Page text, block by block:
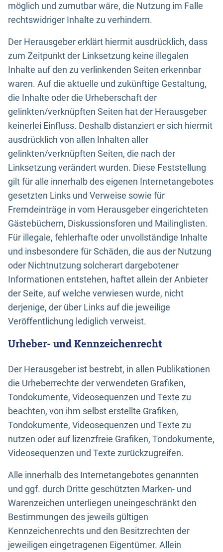
möglich und zumutbar wäre, die Nutzung im Falle
rechtswidriger Inhalte zu verhindern.
Der Herausgeber erklärt hiermit ausdrücklich, dass
zum Zeitpunkt der Linksetzung keine illegalen
Inhalte auf den zu verlinkenden Seiten erkennbar
waren. Auf die aktuelle und zukünftige Gestaltung,
die Inhalte oder die Urheberschaft der
gelinkten/verknüpften Seiten hat der Herausgeber
keinerlei Einfluss. Deshalb distanziert er sich hiermit
ausdrücklich von allen Inhalten aller
gelinkten/verknüpften Seiten, die nach der
Linksetzung verändert wurden. Diese Feststellung
gilt für alle innerhalb des eigenen Internetangebotes
gesetzten Links und Verweise sowie für
Fremdeinträge in vom Herausgeber eingerichteten
Gästebüchern, Diskussionsforen und Mailinglisten.
Für illegale, fehlerhafte oder unvollständige Inhalte
und insbesondere für Schäden, die aus der Nutzung
oder Nichtnutzung solcherart dargebotener
Informationen entstehen, haftet allein der Anbieter
der Seite, auf welche verwiesen wurde, nicht
derjenige, der über Links auf die jeweilige
Veröffentlichung lediglich verweist.
Urheber- und Kennzeichenrecht
Der Herausgeber ist bestrebt, in allen Publikationen
die Urheberrechte der verwendeten Grafiken,
Tondokumente, Videosequenzen und Texte zu
beachten, von ihm selbst erstellte Grafiken,
Tondokumente, Videosequenzen und Texte zu
nutzen oder auf lizenzfreie Grafiken, Tondokumente,
Videosequenzen und Texte zurückzugreifen.
Alle innerhalb des Internetangebotes genannten
und ggf. durch Dritte geschützten Marken- und
Warenzeichen unterliegen uneingeschränkt den
Bestimmungen des jeweils gültigen
Kennzeichenrechts und den Besitzrechten der
jeweiligen eingetragenen Eigentümer. Allein